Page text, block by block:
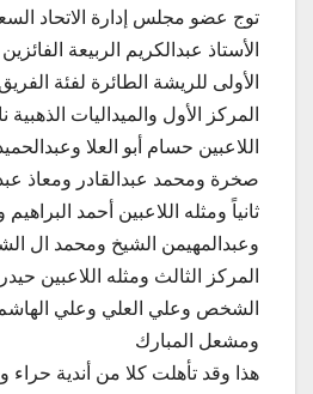
توج عضو مجلس إدارة الاتحاد
الأستاذ عبدالكريم الربيعة
الأولى للريشة الطائرة لفئة
المركز الأول والميداليات
اللاعبين حسام أبو العلا
صخرة ومحمد عبدالقادر ومعاذ
ثانياً ومثله اللاعبين أحمد
وعبدالمهيمن الشيخ ومحمد ال
المركز الثالث ومثله اللاعبين
الشخص وعلي العلي وعلي
ومشعل المبارك
هذا وقد تأهلت كلا من أندية حراء